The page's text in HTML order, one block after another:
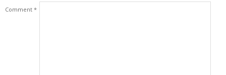
Comment *